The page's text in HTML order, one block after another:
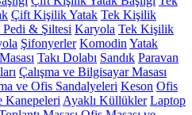
Çift Kişilik Yatak Tek Kişilik
Pedi & Şiltesi Karyola Tek Kişilik
Şifonyerler Komodin Yatak
Takı Dolabı Sandık Paravan
Çalışma ve Bilgisayar Masası
ve Ofis Sandalyeleri Keson Ofis
Kanepeleri Ayaklı Küllükler Laptop